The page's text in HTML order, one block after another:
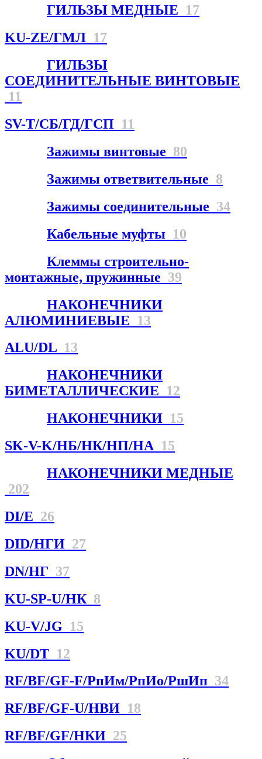
ГИЛЬЗЫ МЕДНЫЕ 17
KU-ZE/ГМЛ 17
ГИЛЬЗЫ
СОЕДИНИТЕЛЬНЫЕ ВИНТОВЫЕ
11
SV-T/СБ/ГД/ГСП 11
Зажимы винтовые 80
Зажимы ответвительные 8
Зажимы соединительные 34
Кабельные муфты 10
Клеммы строительно-
монтажные, пружинные 39
НАКОНЕЧНИКИ
АЛЮМИНИЕВЫЕ 13
ALU/DL 13
НАКОНЕЧНИКИ
БИМЕТАЛЛИЧЕСКИЕ 12
НАКОНЕЧНИКИ 15
SK-V-K/НБ/НК/НП/НА 15
НАКОНЕЧНИКИ МЕДНЫЕ
202
DI/E 26
DID/НГИ 27
DN/НГ 37
KU-SP-U/НК 8
KU-V/JG 15
KU/DT 12
RF/BF/GF-F/РпИм/РпИо/РшИп 34
RF/BF/GF-U/НBИ 18
RF/BF/GF/НКИ 25